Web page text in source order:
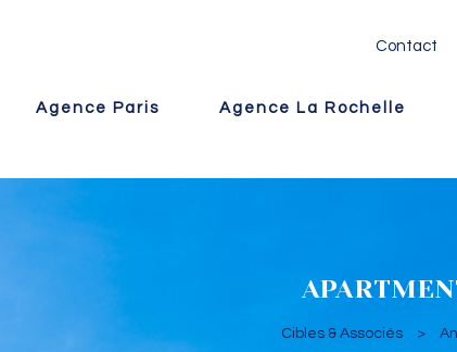
Contact
Agence Paris Agence La Rochelle
Cibles & Associés >